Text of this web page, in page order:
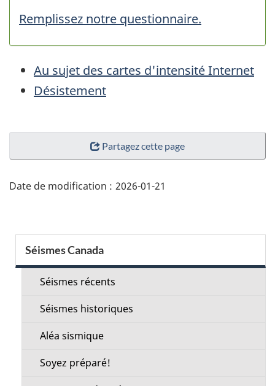
Remplissez notre questionnaire.
Au sujet des cartes d'intensité Internet
Désistement
"Détails
page"
Partagez cette page
Date de modification : 2026-01-21
Menu
de
Séismes Canada
Séismes récents
Séismes historiques
Aléa sismique
Soyez préparé!